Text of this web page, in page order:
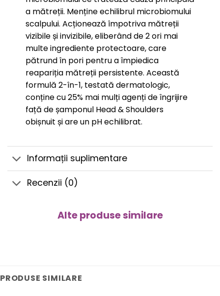
a mătreții. Menține echilibrul microbiomului
scalpului. Acționează împotriva mătreții
vizibile și invizibile, eliberând de 2 ori mai
multe ingrediente protectoare, care
pătrund în pori pentru a împiedica
reapariția mătreții persistente. Această
formulă 2-în-1, testată dermatologic,
conține cu 25% mai mulți agenți de îngrijire
față de șamponul Head & Shoulders
obișnuit și are un pH echilibrat.
Informații suplimentare
Recenzii (0)
Alte produse similare
PRODUSE SIMILARE